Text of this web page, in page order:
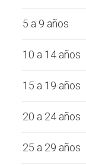
5 a 9 años
10 a 14 años
15 a 19 años
20 a 24 años
25 a 29 años